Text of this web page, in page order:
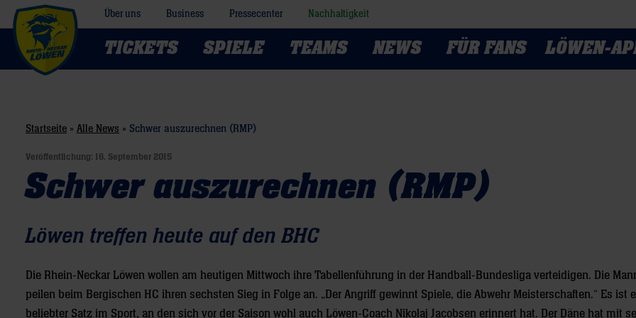
Über uns Business Pressecenter Nachhaltigkeit
TICKETS SPIELE TEAMS NEWS FÜR FANS LÖWEN-
Startseite » Alle News » Schwer auszurechnen (RMP)
Veröffentlichung: 16. September 2015
Schwer auszurechnen (RMP)
Löwen treffen heute auf den BHC
Die Rhein-Neckar Löwen wollen am heutigen Mittwoch ihre Tabellenführung in der Handball-Bundesliga verteidigen. Die
peilen beim Bergischen HC ihren sechsten Sieg in Folge an. „Der Angriff gewinnt Spiele, die Abwehr Meisterschaften.“ Es ist
beliebter Satz im Sport, an den sich vor der Saison wohl auch Löwen-Coach Nikolaj Jacobsen erinnert hat. Der Däne hat mit